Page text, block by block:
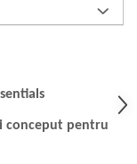
conceput pentru